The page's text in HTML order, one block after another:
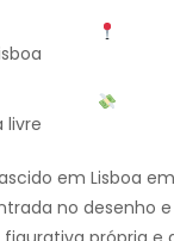
livre
em Lisboa
no desenho